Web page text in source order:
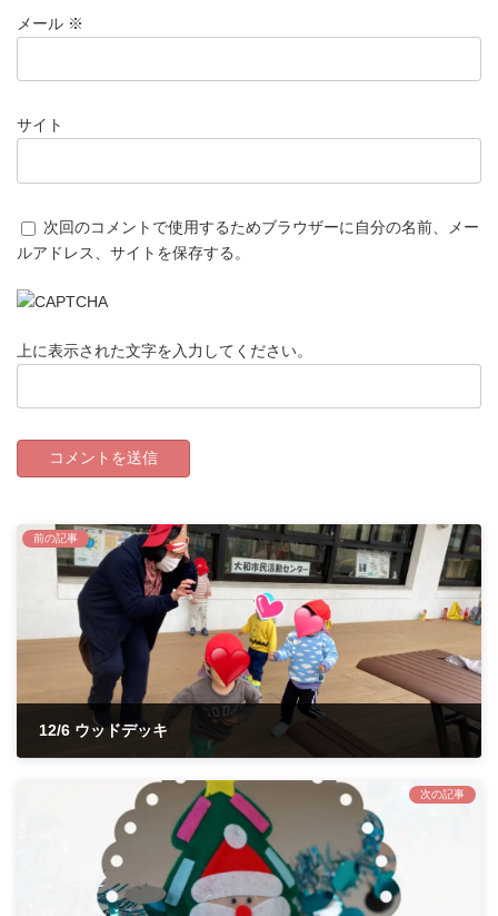
メール ※
サイト
次回のコメントで使用するためブラウザーに自分の名前、メー
ルアドレス、サイトを保存する。
上に表示された文字を入力してください。
前の記事
12/6 ウッドデッキ
次の記事